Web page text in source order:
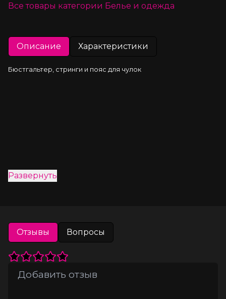
Все товары категории Белье и одежда
Описание Характеристики
Бюстгальтер, стринги и пояс для чулок
Развернуть
Отзывы Вопросы